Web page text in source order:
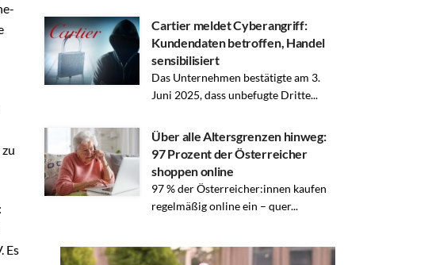
Es
Cartier meldet Cyberangriff:
Kundendaten betroffen, Handel
sensibilisiert
Das Unternehmen bestätigte am 3.
Juni 2025, dass unbefugte Dritte...
Über alle Altersgrenzen hinweg:
97 Prozent der Österreicher
shoppen online
97 % der Österreicher:innen kaufen
regelmäßig online ein – quer...